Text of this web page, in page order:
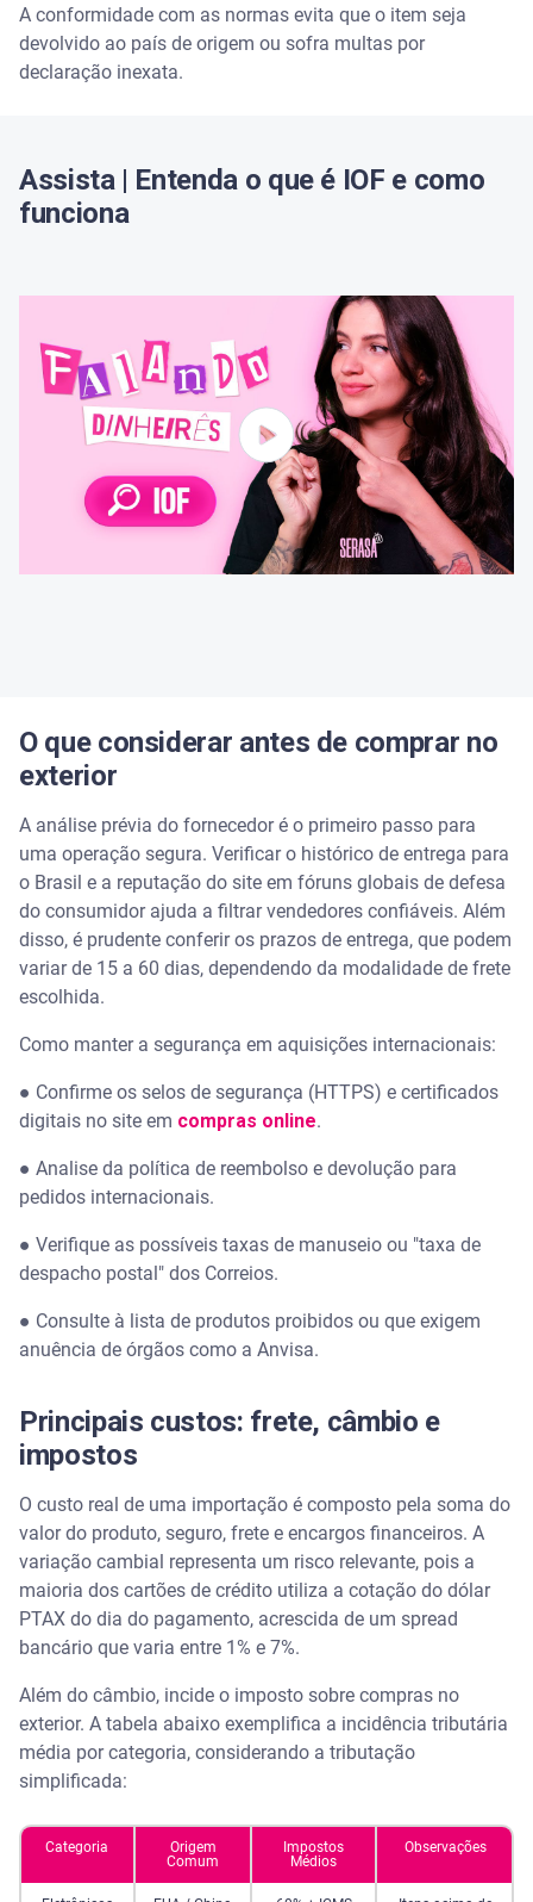
internacional
A conformidade com as normas evita que o item seja
devolvido ao país de origem ou sofra multas por
declaração inexata.
Assista | Entenda o que é IOF e como
funciona
O que considerar antes de comprar no
exterior
A análise prévia do fornecedor é o primeiro passo para
uma operação segura. Verificar o histórico de entrega para
o Brasil e a reputação do site em fóruns globais de defesa
do consumidor ajuda a filtrar vendedores confiáveis. Além
disso, é prudente conferir os prazos de entrega, que podem
variar de 15 a 60 dias, dependendo da modalidade de frete
escolhida.
Como manter a segurança em aquisições internacionais:
● Confirme os selos de segurança (HTTPS) e certificados
digitais no site em compras online.
● Analise da política de reembolso e devolução para
pedidos internacionais.
● Verifique as possíveis taxas de manuseio ou "taxa de
despacho postal" dos Correios.
● Consulte à lista de produtos proibidos ou que exigem
anuência de órgãos como a Anvisa.
Principais custos: frete, câmbio e
impostos
O custo real de uma importação é composto pela soma do
valor do produto, seguro, frete e encargos financeiros. A
variação cambial representa um risco relevante, pois a
maioria dos cartões de crédito utiliza a cotação do dólar
PTAX do dia do pagamento, acrescida de um spread
bancário que varia entre 1% e 7%.
Além do câmbio, incide o imposto sobre compras no
exterior. A tabela abaixo exemplifica a incidência tributária
média por categoria, considerando a tributação
simplificada:
Categoria
Origem
Comum
Impostos
Médios
Observações